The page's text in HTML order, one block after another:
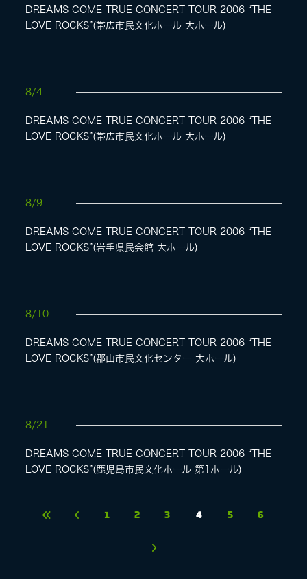
DREAMS COME TRUE CONCERT TOUR 2006 “THE
LOVE ROCKS”(帯広市民文化ホール 大ホール)
8/4
DREAMS COME TRUE CONCERT TOUR 2006 “THE
LOVE ROCKS”(帯広市民文化ホール 大ホール)
8/9
DREAMS COME TRUE CONCERT TOUR 2006 “THE
LOVE ROCKS”(岩手県民会館 大ホール)
8/10
DREAMS COME TRUE CONCERT TOUR 2006 “THE
LOVE ROCKS”(郡山市民文化センター 大ホール)
8/21
DREAMS COME TRUE CONCERT TOUR 2006 “THE
LOVE ROCKS”(鹿児島市民文化ホール 第1ホール)
1 2 3 4 5 6